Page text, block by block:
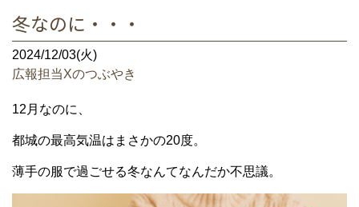
冬なのに・・・
2024/12/03(火)
広報担当Xのつぶやき
12月なのに、
都城の最高気温はまさかの20度。
薄手の服で過ごせる冬なんてなんだか不思議。